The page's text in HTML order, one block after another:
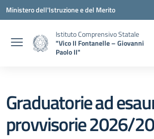
Vai ai contenuti
Vai al menu di navigazione
Vai al footer
Ministero dell'Istruzione e del Merito
Istituto Comprensivo Statale
"Vico II Fontanelle – Giovanni
Paolo II"
Graduatorie ad
provvisorie 2026/